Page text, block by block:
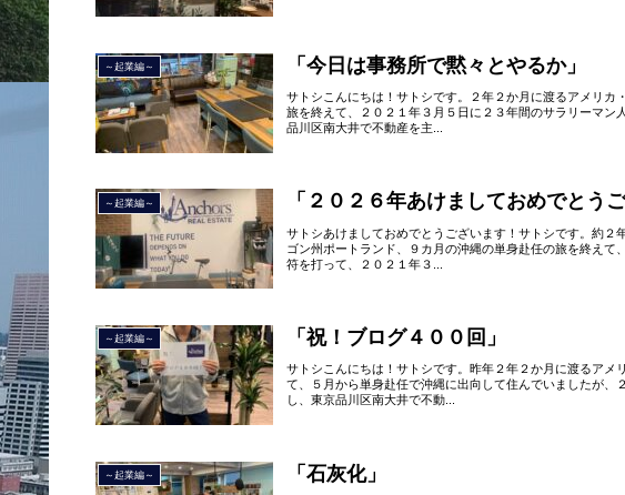
～起業編～ 「今日は事務所で黙々とやるか」
サトシこんにちは！サトシです。２年２か月に渡るアメリ
旅を終えて、２０２１年３月５日に２３年間のサラリーマ
品川区南大井で不動産を主...
～起業編～ 「２０２６年あけましておめでとう
サトシあけましておめでとうございます！サトシです。約
ゴン州ポートランド、９カ月の沖縄の単身赴任の旅を終え
符を打って、２０２１年３...
～起業編～ 「祝！ブログ４００回」
サトシこんにちは！サトシです。昨年２年２か月に渡るアメ
て、５月から単身赴任で沖縄に出向して住んでいましたが
し、東京品川区南大井で不動...
～起業編～ 「石灰化」